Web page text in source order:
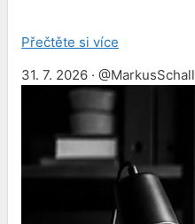
Přečtěte si více
31. 7. 2026 · @MarkusSchall